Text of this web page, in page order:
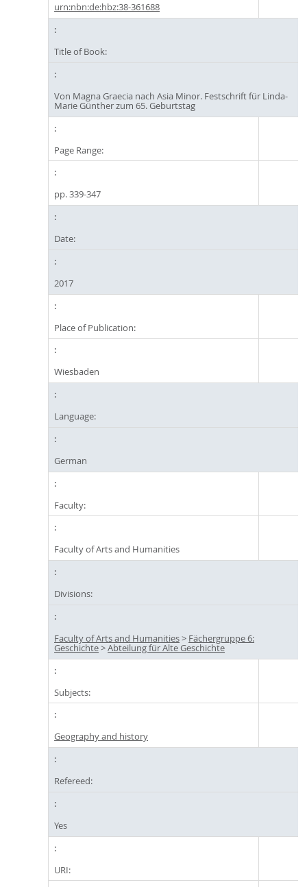
urn:nbn:de:hbz:38-361688
Title of Book:
Von Magna Graecia nach Asia Minor. Festschrift für Linda-
Marie Günther zum 65. Geburtstag
Page Range:
pp. 339-347
Date:
2017
Place of Publication:
Wiesbaden
Language:
German
Faculty:
Faculty of Arts and Humanities
Divisions:
Faculty of Arts and Humanities> Fächergruppe 6:
Geschichte>Abteilung für Alte Geschichte
Subjects:
Geography and history
Refereed:
Yes
URI: